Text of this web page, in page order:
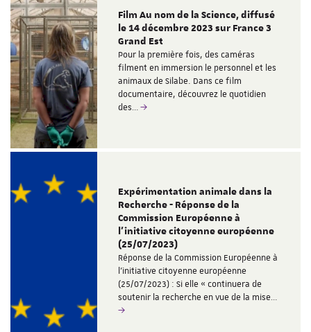
Film Au nom de la Science, diffusé
le 14 décembre 2023 sur France 3
Grand Est
Pour la première fois, des caméras
filment en immersion le personnel et les
animaux de Silabe. Dans ce film
documentaire, découvrez le quotidien
des…
Expérimentation animale dans la
Recherche - Réponse de la
Commission Européenne à
l'initiative citoyenne européenne
(25/07/2023)
Réponse de la Commission Européenne à
l'initiative citoyenne européenne
(25/07/2023) : Si elle « continuera de
soutenir la recherche en vue de la mise…